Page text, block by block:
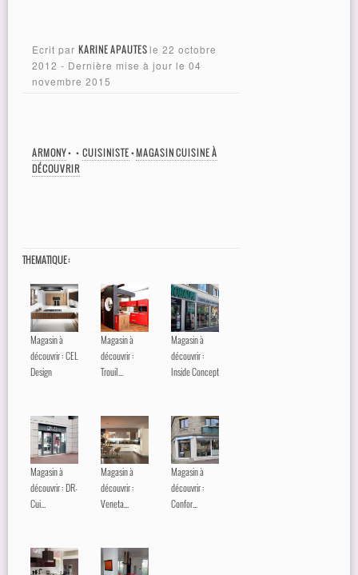
Ecrit par KARINE APAUTES le 22 octobre
2012 - Dernière mise à jour le 04
novembre 2015
ARMONY• • CUISINISTE•MAGASIN CUISINE À
DÉCOUVRIR
THEMATIQUE :
Magasin à
découvrir : CEL
Design
Magasin à
découvrir :
Trouil...
Magasin à
découvrir :
Inside Concept
Magasin à
découvrir : DR-
Cui...
Magasin à
découvrir :
Veneta...
Magasin à
découvrir :
Confor...